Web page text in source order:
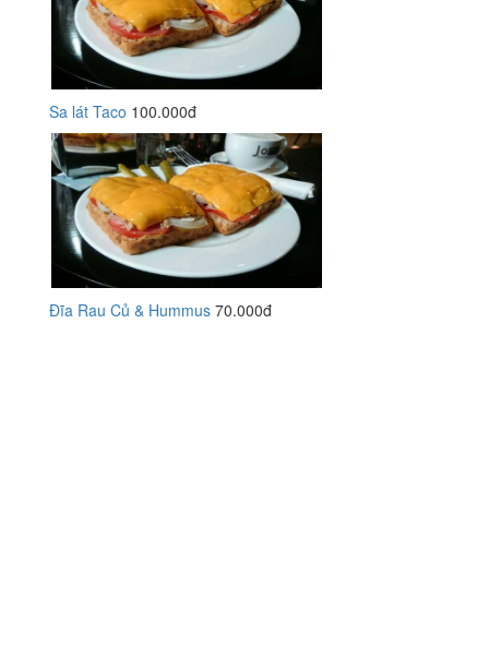
Sa lát Taco 100.000đ
Đĩa Rau Củ & Hummus 70.000đ